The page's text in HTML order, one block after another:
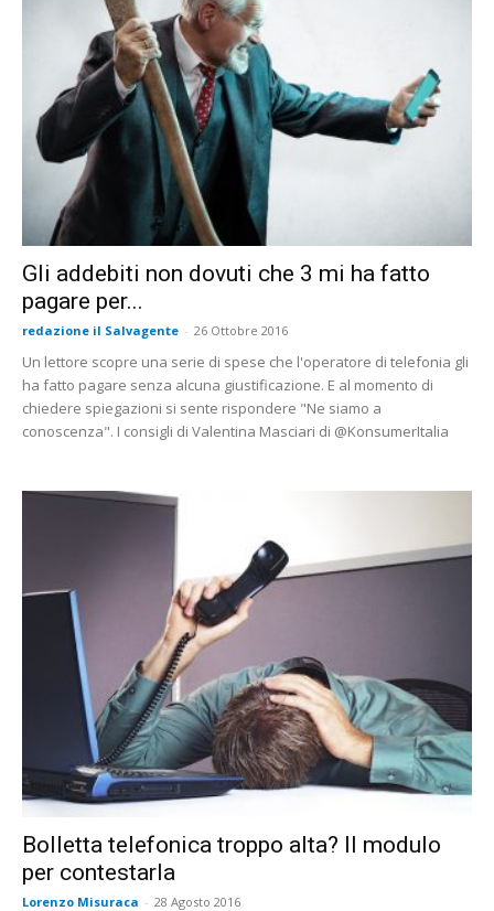
Gli addebiti non dovuti che 3 mi ha fatto
pagare per...
redazione il Salvagente - 26 Ottobre 2016
Un lettore scopre una serie di spese che l'operatore di telefonia gli
ha fatto pagare senza alcuna giustificazione. E al momento di
chiedere spiegazioni si sente rispondere "Ne siamo a
conoscenza". I consigli di Valentina Masciari di @KonsumerItalia
Bolletta telefonica troppo alta? Il modulo
per contestarla
Lorenzo Misuraca - 28 Agosto 2016